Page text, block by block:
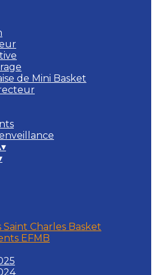
de Mini Basket
▾
Charles Basket
EFMB